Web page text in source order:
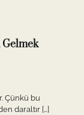
Çünkü bu
daraltır […]